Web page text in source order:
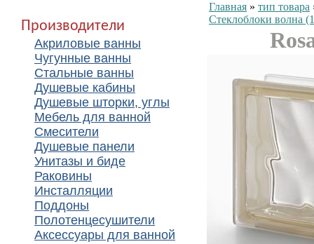
Производители
Акриловые ванны
Чугунные ванны
Стальные ванны
Душевые кабины
Душевые шторки, углы
Мебель для ванной
Смесители
Душевые панели
Унитазы и биде
Раковины
Инсталляции
Поддоны
Полотенцесушители
Аксессуары для ванной
Главная » тип товара
Стеклоблоки волна